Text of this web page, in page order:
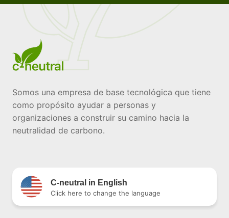
Somos una empresa de base tecnológica que tiene
como propósito ayudar a personas y
organizaciones a construir su camino hacia la
neutralidad de carbono.
C-neutral in English
Click here to change the language